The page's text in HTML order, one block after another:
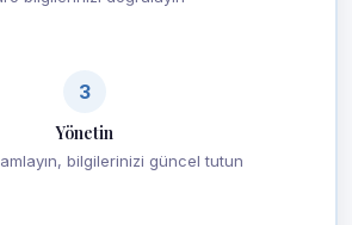
3
Yönetin
bilgilerinizi güncel tutun